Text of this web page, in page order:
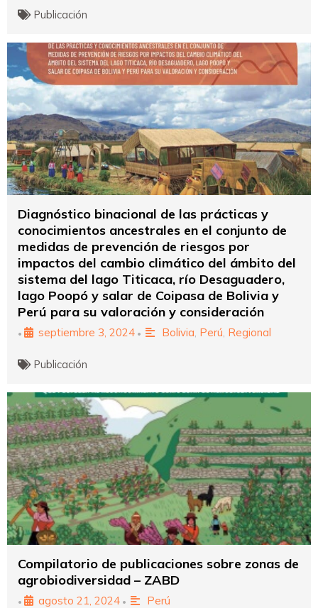
Publicación
Diagnóstico binacional de las prácticas y
conocimientos ancestrales en el conjunto de
medidas de prevención de riesgos por
impactos del cambio climático del ámbito del
sistema del lago Titicaca, río Desaguadero,
lago Poopó y salar de Coipasa de Bolivia y
Perú para su valoración y consideración
• septiembre 3, 2024 • Bolivia Perú Regional
Publicación
Compilatorio de publicaciones sobre zonas de
agrobiodiversidad – ZABD
• agosto 21, 2024 • Perú